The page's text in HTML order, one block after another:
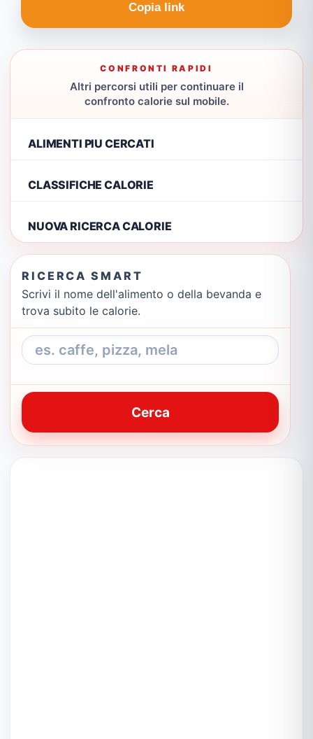
Copia link
CONFRONTI RAPIDI
Altri percorsi utili per continuare il
confronto calorie sul mobile.
ALIMENTI PIU CERCATI
CLASSIFICHE CALORIE
NUOVA RICERCA CALORIE
RICERCA SMART
Scrivi il nome dell'alimento o della bevanda e
trova subito le calorie.
Cerca